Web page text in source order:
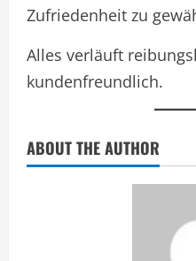
Zufriedenheit zu
Alles verläuft
kundenfreundlich.
ABOUT THE AUTHOR